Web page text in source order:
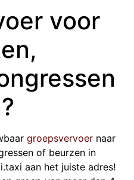
voor
groepsvervoer naar
of beurzen in
aan het juiste adres!